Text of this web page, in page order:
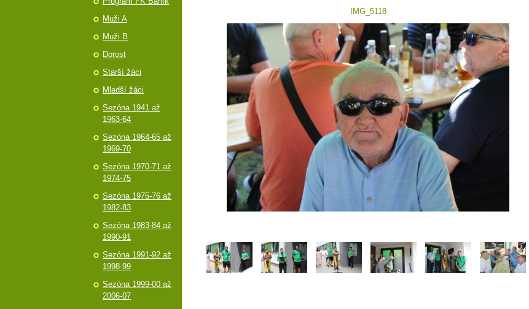
IMG_5118
Muži A
Muži B
Dorost
Starší žáci
Mladší žáci
Sezóna 1941 až
1963-64
Sezóna 1964-65 až
1969-70
Sezóna 1970-71 až
1974-75
Sezóna 1975-76 až
1982-83
Sezóna 1983-84 až
1990-91
Sezóna 1991-92 až
1998-99
Sezóna 1999-00 až
2006-07